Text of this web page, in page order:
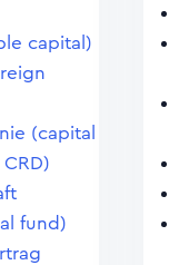
capital)
(capital
fund)